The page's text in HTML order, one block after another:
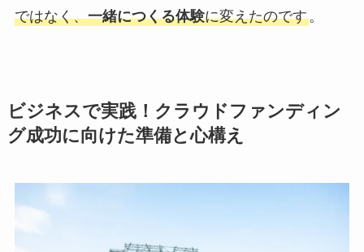
ではなく、一緒につくる体験に変えたのです。
ビジネスで実践！クラウドファンディン
グ成功に向けた準備と心構え